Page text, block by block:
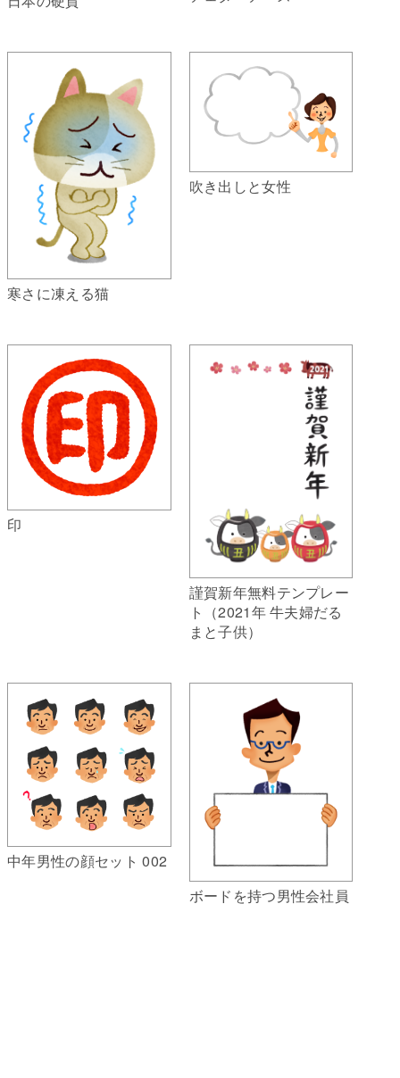
寒さに凍える猫
吹き出しと女性
印
謹賀新年無料テンプレー
ト（2021年 牛夫婦だる
まと子供）
中年男性の顔セット 002
ボードを持つ男性会社員